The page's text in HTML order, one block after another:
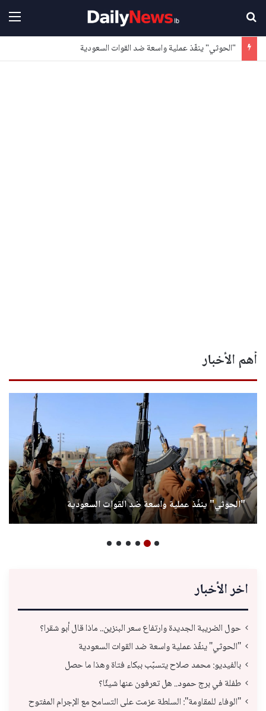
"الحوثي" ينفّذ عملية واسعة ضد القوات السعودية
أهم الأخبار
"الحوثي" ينفّذ عملية واسعة ضد القوات السعودية
اخر الأخبار
حول الضريبة الجديدة وارتفاع سعر البنزين.. ماذا قال أبو شقرا؟
"الحوثي" ينفّذ عملية واسعة ضد القوات السعودية
بالفيديو: محمد صلاح يتسبّب ببكاء فتاة وهذا ما حصل
طفلة في برج حمود.. هل تعرفون عنها شيئًا؟
"الوفاء للمقاومة": السلطة عزمت على التسامح مع الإجرام المفتوح